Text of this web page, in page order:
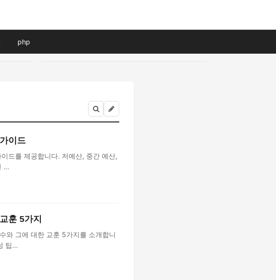
php
이드
드를 제공합니다. 저예산, 중간 예산,
...
훈 5가지
와 그에 대한 교훈 5가지를 소개합니
팁...